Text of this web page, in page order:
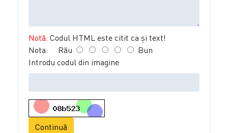
Notă: Codul HTML este citit ca şi text!
Nota: Rău
Bun
Introdu codul din imagine
Continuă